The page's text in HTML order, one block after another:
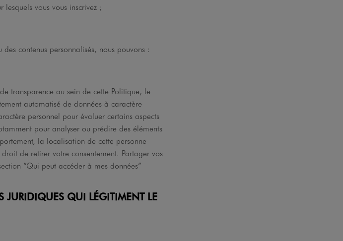
vous vous inscrivez ;
contenus personnalisés, nous pouvons :
transparence au sein de cette Politique, le
automatisé de données à caractère
personnel pour évaluer certains aspects
pour analyser ou prédire des éléments
la localisation de cette personne
de retirer votre consentement. Partager vos
“Qui peut accéder à mes données”
JURIDIQUES QUI LÉGITIMENT LE